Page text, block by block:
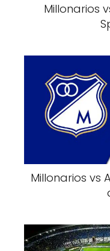
Millonarios
Millonarios vs